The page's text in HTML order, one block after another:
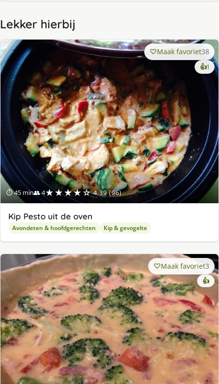
Lekker hierbij
⏱ 45 min👥 4★★★★☆ 4.39 (96)
Maak favoriet38
👍1
Kip Pesto uit de oven
Avondeten & hoofdgerechten Kip & gevogelte
Maak favoriet3
👍